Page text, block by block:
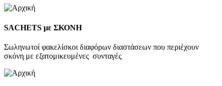
SACHETS με ΣΚΟΝΗ
Σωληνωτοί φακελίσκοι διαφόρων διαστάσεων που περιέχουν
σκόνη με εξατομικευμένες συνταγές